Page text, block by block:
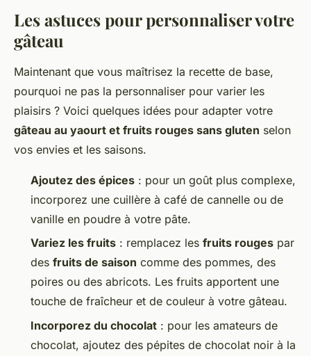
Les astuces pour personnaliser votre
gâteau
Maintenant que vous maîtrisez la recette de base,
pourquoi ne pas la personnaliser pour varier les
plaisirs ? Voici quelques idées pour adapter votre
gâteau au yaourt et fruits rouges sans gluten selon
vos envies et les saisons.
Ajoutez des épices : pour un goût plus complexe,
incorporez une cuillère à café de cannelle ou de
vanille en poudre à votre pâte.
Variez les fruits : remplacez les fruits rouges par
des fruits de saison comme des pommes, des
poires ou des abricots. Les fruits apportent une
touche de fraîcheur et de couleur à votre gâteau.
Incorporez du chocolat : pour les amateurs de
chocolat, ajoutez des pépites de chocolat noir à la